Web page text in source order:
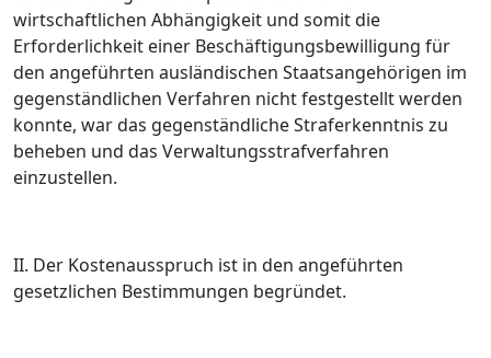
wirtschaftlichen Abhängigkeit und somit die
Erforderlichkeit einer Beschäftigungsbewilligung für
den angeführten ausländischen Staatsangehörigen im
gegenständlichen Verfahren nicht festgestellt werden
konnte, war das gegenständliche Straferkenntnis zu
beheben und das Verwaltungsstrafverfahren
einzustellen.
II. Der Kostenausspruch ist in den angeführten
gesetzlichen Bestimmungen begründet.